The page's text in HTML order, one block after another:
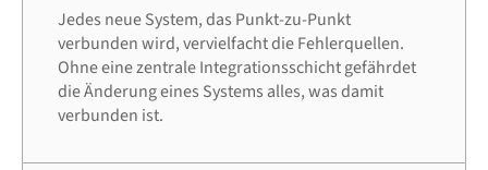
Jedes neue System, das Punkt-zu-Punkt
verbunden wird, vervielfacht die Fehlerquellen.
Ohne eine zentrale Integrationsschicht gefährdet
die Änderung eines Systems alles, was damit
verbunden ist.